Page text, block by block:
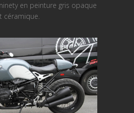
en peinture gris opaque
céramique.